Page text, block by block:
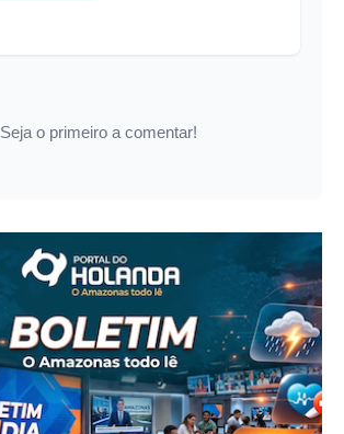
Seja o primeiro a comentar!